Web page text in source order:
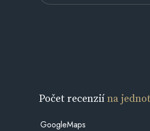
Počet recenziína
GoogleMaps